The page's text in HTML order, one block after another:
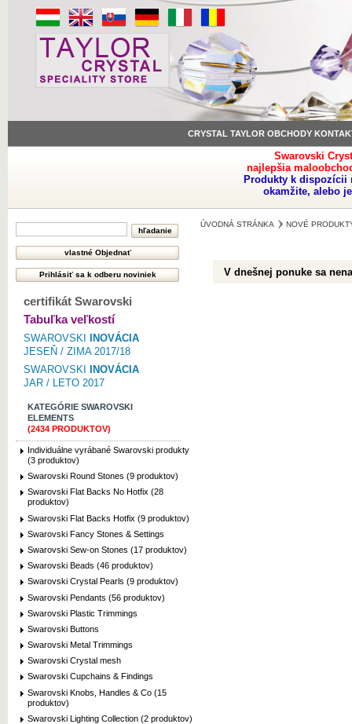
CRYSTAL TAYLOR OBCHODY
Swarovski
najlepšia
Produkty k dispozícii
okamžite, alebo
certifikát Swarovski
Tabuľka veľkostí
SWAROVSKI
INOVÁCIA
JESEŇ / ZIMA 2017/18
SWAROVSKI
INOVÁCIA
JAR / LETO 2017
KATEGÓRIE SWAROVSKI
ELEMENTS
(2434 PRODUKTOV)
Individuálne vyrábané Swarovski produkty
(3 produktov)
Swarovski Round Stones (9 produktov)
Swarovski Flat Backs No Hotfix (28
produktov)
Swarovski Flat Backs Hotfix (9 produktov)
Swarovski Fancy Stones & Settings
Swarovski Sew-on Stones (17 produktov)
Swarovski Beads (46 produktov)
Swarovski Crystal Pearls (9 produktov)
Swarovski Pendants (56 produktov)
Swarovski Plastic Trimmings
Swarovski Buttons
Swarovski Metal Trimmings
Swarovski Crystal mesh
Swarovski Cupchains & Findings
Swarovski Knobs, Handles & Co (15
produktov)
Swarovski Lighting Collection (2 produktov)
ÚVODNÁ STRÁNKA NOVÉ
V dnešnej ponuke sa